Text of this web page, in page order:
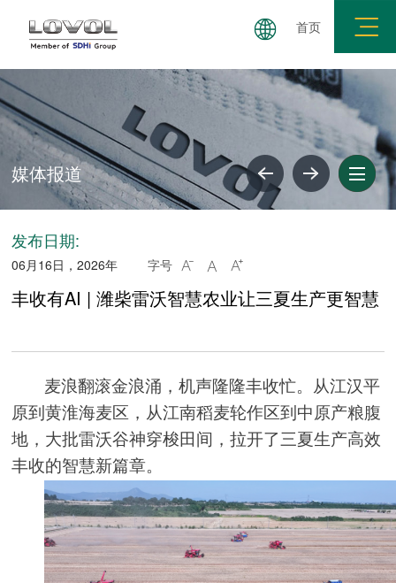
首页
媒体报道 共建要求 廉政举报 廉洁失信公示
媒体报道
发布日期:
06月16日，2026年 字号   
丰收有AI | 潍柴雷沃智慧农业让三夏生产更智慧
麦浪翻滚金浪涌，机声隆隆丰收忙。从江汉平
原到黄淮海麦区，从江南稻麦轮作区到中原产粮腹
地，大批雷沃谷神穿梭田间，拉开了三夏生产高效
丰收的智慧新篇章。